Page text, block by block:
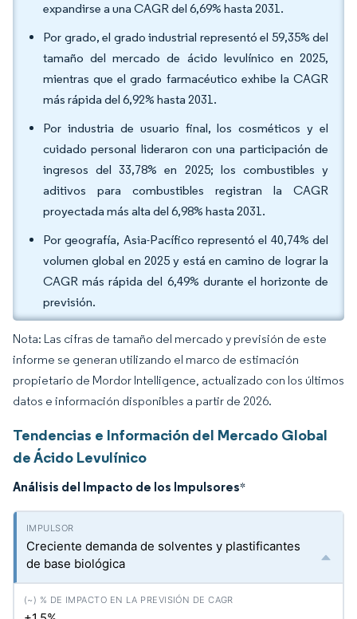
expandirse a una CAGR del 6,69% hasta 2031.
Por grado, el grado industrial representó el 59,35% del
tamaño del mercado de ácido levulínico en 2025,
mientras que el grado farmacéutico exhibe la CAGR
más rápida del 6,92% hasta 2031.
Por industria de usuario final, los cosméticos y el
cuidado personal lideraron con una participación de
ingresos del 33,78% en 2025; los combustibles y
aditivos para combustibles registran la CAGR
proyectada más alta del 6,98% hasta 2031.
Por geografía, Asia-Pacífico representó el 40,74% del
volumen global en 2025 y está en camino de lograr la
CAGR más rápida del 6,49% durante el horizonte de
previsión.
Nota: Las cifras de tamaño del mercado y previsión de este
informe se generan utilizando el marco de estimación
propietario de Mordor Intelligence, actualizado con los últimos
datos e información disponibles a partir de 2026.
Tendencias e Información del Mercado Global
de Ácido Levulínico
Análisis del Impacto de los Impulsores*
Creciente demanda de solventes y plastificantes
de base biológica